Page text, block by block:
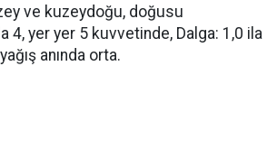
ve kuzeydoğu, doğusu
4, yer yer 5 kuvvetinde, Dalga: 1,0 ila
anında orta.